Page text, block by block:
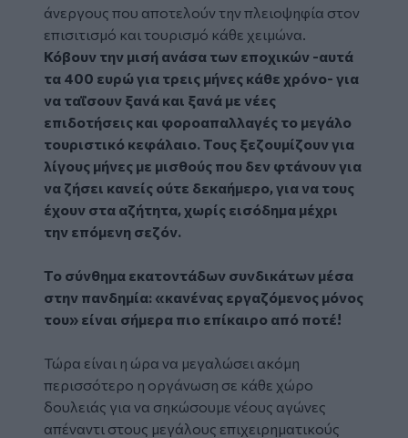
άνεργους που αποτελούν την πλειοψηφία στον
επισιτισμό και τουρισμό κάθε χειμώνα.
Κόβουν την μισή ανάσα των εποχικών -αυτά
τα 400 ευρώ για τρεις μήνες κάθε χρόνο- για
να ταΐσουν ξανά και ξανά με νέες
επιδοτήσεις και φοροαπαλλαγές το μεγάλο
τουριστικό κεφάλαιο. Τους ξεζουμίζουν για
λίγους μήνες με μισθούς που δεν φτάνουν για
να ζήσει κανείς ούτε δεκαήμερο, για να τους
έχουν στα αζήτητα, χωρίς εισόδημα μέχρι
την επόμενη σεζόν.
Το σύνθημα εκατοντάδων συνδικάτων μέσα
στην πανδημία: «κανένας εργαζόμενος μόνος
του» είναι σήμερα πιο επίκαιρο από ποτέ!
Τώρα είναι η ώρα να μεγαλώσει ακόμη
περισσότερο η οργάνωση σε κάθε χώρο
δουλειάς για να σηκώσουμε νέους αγώνες
απέναντι στους μεγάλους επιχειρηματικούς